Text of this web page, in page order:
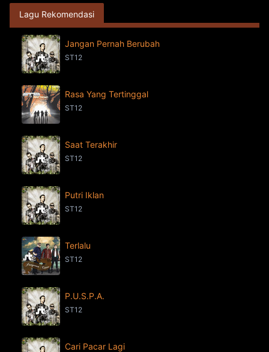
Lagu Rekomendasi
Jangan Pernah Berubah
ST12
Rasa Yang Tertinggal
ST12
Saat Terakhir
ST12
Putri Iklan
ST12
Terlalu
ST12
P.U.S.P.A.
ST12
Cari Pacar Lagi